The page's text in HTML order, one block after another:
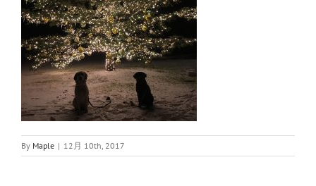
By Maple | 12月 10th, 2017